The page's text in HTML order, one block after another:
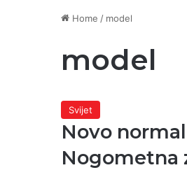
Home / model
model
Svijet
Novo
Nogometna